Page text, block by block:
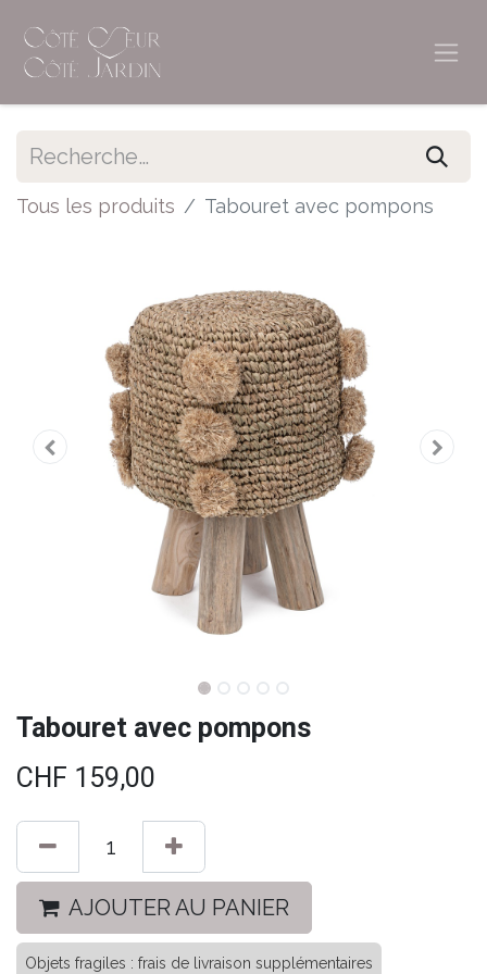
Tous les produits Tabouret avec pompons
Tabouret avec pompons
CHF 159,00
AJOUTER AU PANIER
Objets fragiles : frais de livraison supplémentaires